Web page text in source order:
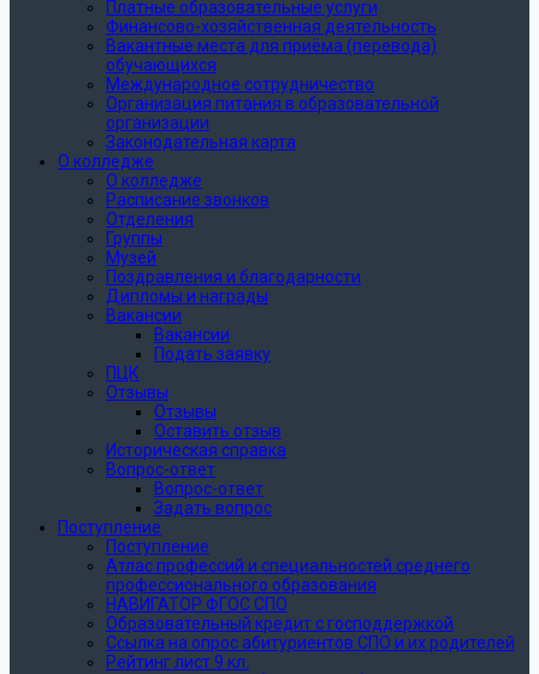
Платные образовательные услуги
Финансово-хозяйственная деятельность
Вакантные места для приёма (перевода)
обучающихся
Международное сотрудничество
Организация питания в образовательной
организации
Законодательная карта
О колледже
О колледже
Расписание звонков
Отделения
Группы
Музей
Поздравления и благодарности
Дипломы и награды
Вакансии
Вакансии
Подать заявку
ПЦК
Отзывы
Отзывы
Оставить отзыв
Историческая справка
Вопрос-ответ
Вопрос-ответ
Задать вопрос
Поступление
Поступление
Атлас профессий и специальностей среднего
профессионального образования
НАВИГАТОР ФГОС СПО
Образовательный кредит с господдержкой
Ссылка на опрос абитуриентов СПО и их родителей
Рейтинг лист 9 кл.